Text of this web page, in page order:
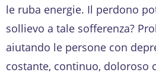
le ruba energie. Il perdono
sollievo a tale sofferenza?
aiutando le persone con
costante, continuo, doloroso